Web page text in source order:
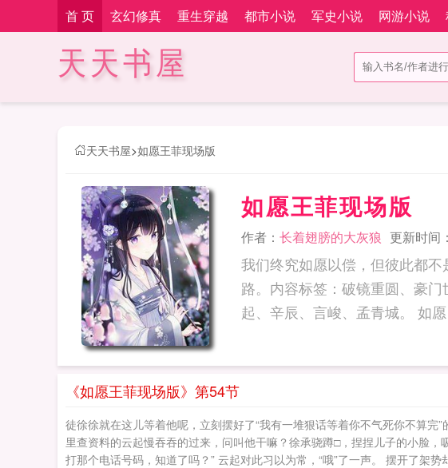
首 页 玄幻修真 重生穿越 都市小说 军史小说 网游小说
天天书屋
天天书屋>如愿王菲现场版
如愿王菲现场版
作者： 长着翅膀的大灰狼 更新时间
我们终究如愿以偿，但彼此都
路。内容标签：破镜重圆、豪
起、辛辰、言峻、孟青城。 如愿
《如愿王菲现场版》第54节
徒徐徐就在这儿等着他呢，立刻摆好了“我有一堆狠话等着你不气死你不算
里查资料的云起慢吞吞的过来，问叫他干嘛？徐承骁蹲□，捏捏儿子的小脸
打那个电话号码，知道了吗？” 云起对此习以为常，“哦”了一声。 摆开了架